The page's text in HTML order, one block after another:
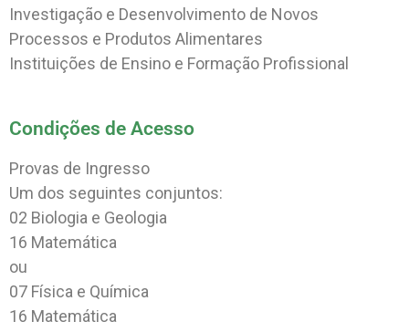
Investigação e Desenvolvimento de Novos
Processos e Produtos Alimentares
Instituições de Ensino e Formação Profissional
Condições de Acesso
Provas de Ingresso
Um dos seguintes conjuntos:
02 Biologia e Geologia
16 Matemática
ou
07 Física e Química
16 Matemática